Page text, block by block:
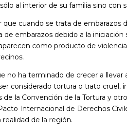
al interior de su familia sino con
cuando se trata de embarazos
de embarazos debido a la
como producto de
no ha terminado de crecer a
considerado tortura o trato cruel,
de la Convención de la Tortura y
Internacional de Derechos
realidad de la región.